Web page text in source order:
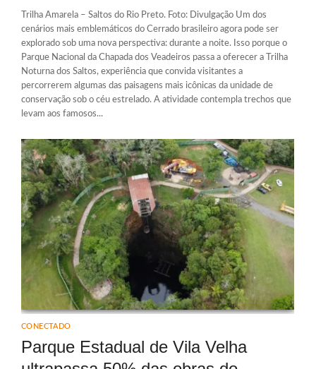
Trilha Amarela – Saltos do Rio Preto. Foto: Divulgação Um dos
cenários mais emblemáticos do Cerrado brasileiro agora pode ser
explorado sob uma nova perspectiva: durante a noite. Isso porque o
Parque Nacional da Chapada dos Veadeiros passa a oferecer a Trilha
Noturna dos Saltos, experiência que convida visitantes a
percorrerem algumas das paisagens mais icônicas da unidade de
conservação sob o céu estrelado. A atividade contempla trechos que
levam aos famosos...
CONECTADO
Parque Estadual de Vila Velha